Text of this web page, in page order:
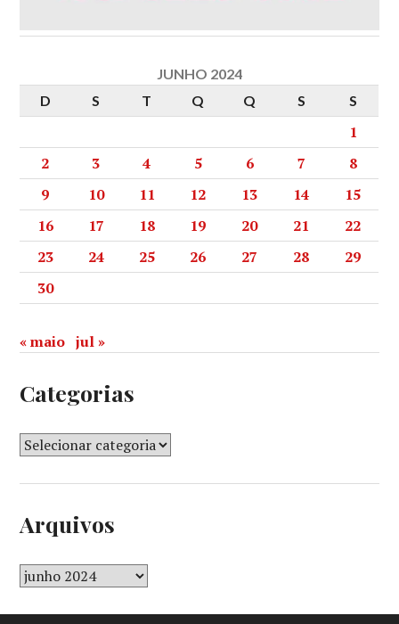
JUNHO 2024
D
S T Q Q S S
1
2
3 4 5 6 7
8
9
10 11 12 13 14
15
16
17 18 19 20 21
22
23
24 25 26 27 28
29
30
« maio jul »
Categorias
Arquivos